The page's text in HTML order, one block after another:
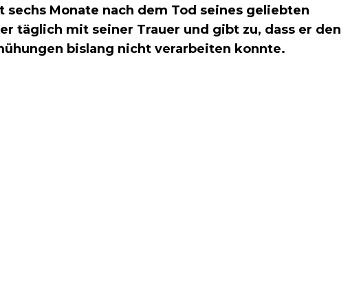
sechs Monate nach dem Tod seines geliebten
täglich mit seiner Trauer und gibt zu, dass er den
bislang nicht verarbeiten konnte.